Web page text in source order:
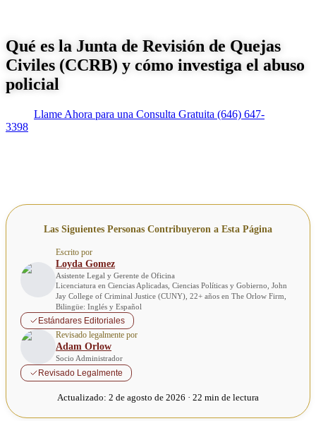
Qué es la Junta de Revisión de Quejas
Civiles (CCRB) y cómo investiga el abuso
policial
Llame Ahora para una Consulta Gratuita (646) 647-
3398
Las Siguientes Personas Contribuyeron a Esta Página
Escrito por
Loyda Gomez
Asistente Legal y Gerente de Oficina
Licenciatura en Ciencias Aplicadas, Ciencias Políticas y Gobierno, John
Jay College of Criminal Justice (CUNY), 22+ años en The Orlow Firm,
Bilingüe: Inglés y Español
Estándares Editoriales
Revisado legalmente por
Adam Orlow
Socio Administrador
Revisado Legalmente
Actualizado: 2 de agosto de 2026 · 22 min de lectura